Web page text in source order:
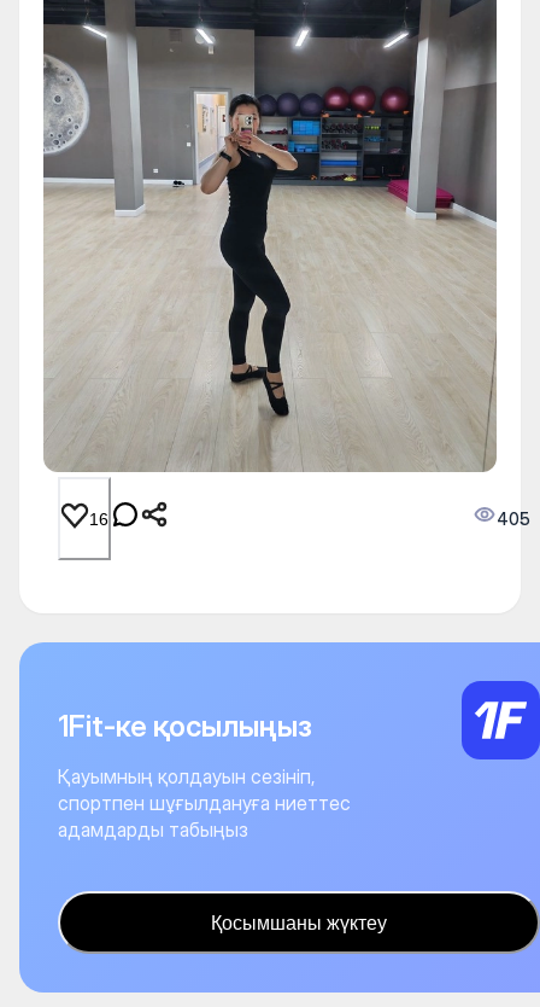
16 405
1Fit-ке қосылыңыз
Қауымның қолдауын сезініп,
спортпен шұғылдануға ниеттес
адамдарды табыңыз
Қосымшаны жүктеу